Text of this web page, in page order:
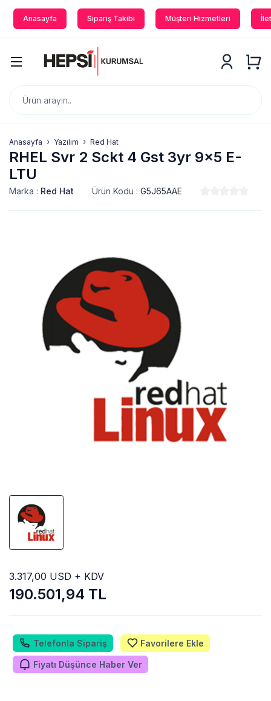
Anasayfa Sipariş Takibi Müşteri Hizmetleri
Anasayfa Yazılım Red Hat
RHEL Svr 2 Sckt 4 Gst 3yr 9x5 E-
LTU
Marka : Red Hat Ürün Kodu : G5J65AAE
190.501,94 TL
3.317,00 USD + KDV
Telefonla Sipariş Favorilere Ekle
Fiyatı Düşünce Haber Ver